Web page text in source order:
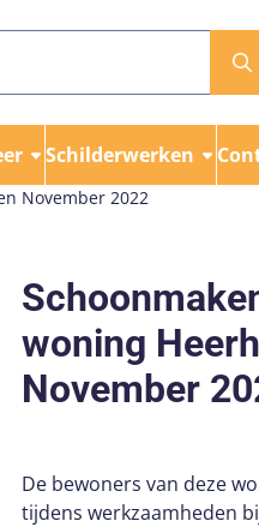
Schilderwerken
November 2022
woning
November
De bewoners van deze
tijdens werkzaamheden